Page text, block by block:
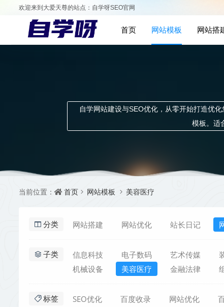
欢迎来到大爱天尊的站点：自学呀SEO官网
首页 网站模板 网站搭
自学网站建设与SEO优化，从零开始打造优
模板。适
当前位置： 首页 网站模板 美容医疗
分类 网站搭建 网站优化 站长日记
子类 信息科技 电子数码 艺术传媒
机械设备
美容医疗 金融法律
标签 SEO优化 百度收录 网站优化